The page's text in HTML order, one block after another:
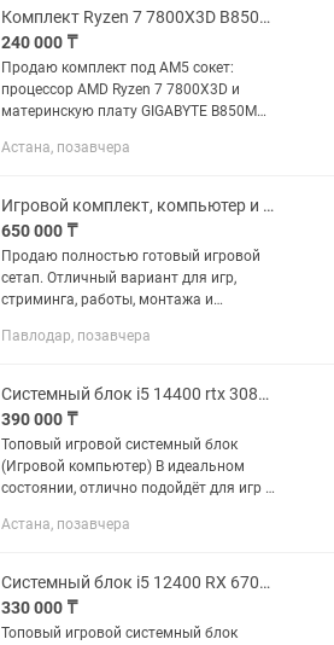
диск...
Комплект Ryzen 7 7800X3D B850M Aorus Elite
240 000 ₸
Продаю комплект под AM5 сокет:
процессор AMD Ryzen 7 7800X3D и
материнскую плату GIGABYTE B850M
плёнках, ничего не вскрывалось и
Астана, позавчера
Игровой комплект, компьютер и акссесуары
650 000 ₸
Продаю полностью готовый игровой
сетап. Отличный вариант для игр,
стриминга, работы, монтажа и
Продам комплект: Intel Core i5-10400F +
Павлодар, позавчера
Системный блок i5 14400 rtx 3080 Игровой компьютер 16гб озу
390 000 ₸
Топовый игровой системный блок
(Игровой компьютер) В идеальном
состоянии, отлично подойдёт для игр и
Характеристики: Процессор: intel i5
Астана, позавчера
Системный блок i5 12400 RX 6700XT (rtx 4060) Игровой компьютер
330 000 ₸
Топовый игровой системный блок